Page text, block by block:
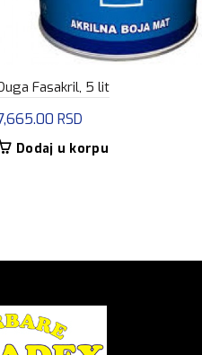
Fasakril, 5 lit
RSD
Dodaj u korpu